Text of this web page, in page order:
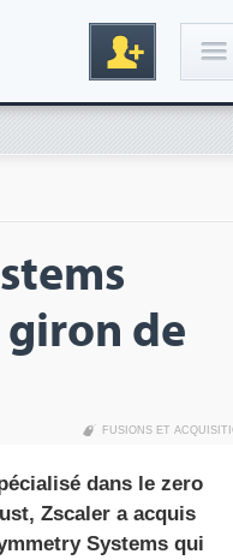
giron de
FUSIONS ET
dans le zero
Zscaler a acquis
Systems qui